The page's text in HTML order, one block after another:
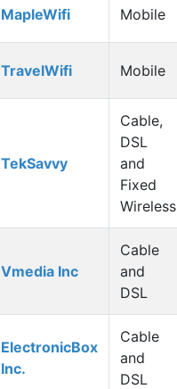
MapleWifi Mobile
TravelWifi Mobile
TekSavvy
Cable,
DSL
and
Fixed
Wireless
Vmedia Inc
Cable
and
DSL
ElectronicBox
Inc.
Cable
and
DSL